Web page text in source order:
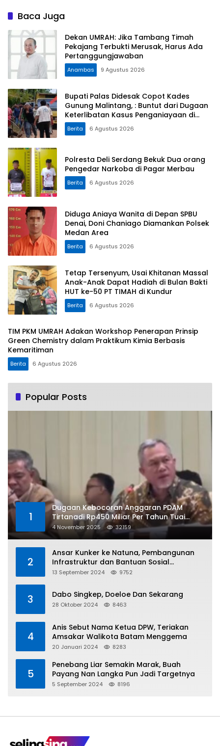
Baca Juga
Dekan UMRAH: Jika Tambang Timah
Pekajang Terbukti Merusak, Harus Ada
Pertanggungjawaban
Anambas 9 Agustus 2026
Bupati Palas Didesak Copot Kades
Gunung Malintang, : Buntut dari Dugaan
Keterlibatan Kasus Penganiayaan di
Dusun Balaka
Berita 6 Agustus 2026
Polresta Deli Serdang Bekuk Dua orang
Pengedar Narkoba di Pagar Merbau
Berita 6 Agustus 2026
Diduga Aniaya Wanita di Depan SPBU
Denai, Doni Chaniago Diamankan Polsek
Medan Area
Berita 6 Agustus 2026
Tetap Tersenyum, Usai Khitanan Massal
Anak-Anak Dapat Hadiah di Bulan Bakti
HUT ke-50 PT TIMAH di Kundur
Berita 6 Agustus 2026
TIM PKM UMRAH Adakan Workshop Penerapan Prinsip
Green Chemistry dalam Praktikum Kimia Berbasis
Kemaritiman
Berita 6 Agustus 2026
Popular Posts
1
Dugaan Kebocoran Anggaran PDAM
Tirtanadi Rp450 Miliar Per Tahun Tuai
Kritikan
4 November 2025 32159
2
Ansar Kunker ke Natuna, Pembangunan
Infrastruktur dan Bantuan Sosial
Direalisasikan Hingga Pulau Tiga
13 September 2024 9752
3 Dabo Singkep, Doeloe Dan Sekarang
28 Oktober 2024 8463
4
Anis Sebut Nama Ketua DPW, Teriakan
Amsakar Walikota Batam Menggema
20 Januari 2024 8283
5
Penebang Liar Semakin Marak, Buah
Payang Nan Langka Pun Jadi Targetnya
5 September 2024 8196